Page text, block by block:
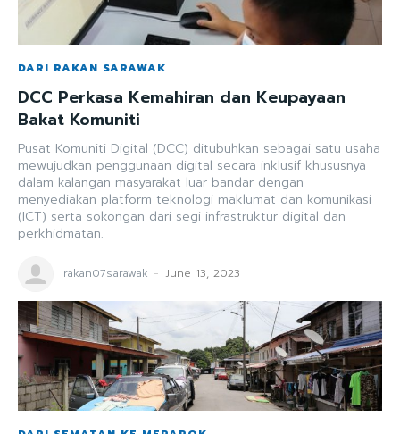
DARI RAKAN SARAWAK
DCC Perkasa Kemahiran dan Keupayaan
Bakat Komuniti
Pusat Komuniti Digital (DCC) ditubuhkan sebagai satu usaha
mewujudkan penggunaan digital secara inklusif khususnya
dalam kalangan masyarakat luar bandar dengan
menyediakan platform teknologi maklumat dan komunikasi
(ICT) serta sokongan dari segi infrastruktur digital dan
perkhidmatan.
rakan07sarawak - June 13, 2023